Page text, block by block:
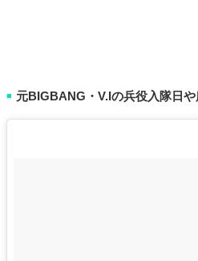
■ 元BIGBANG・V.Iの兵役入隊日や